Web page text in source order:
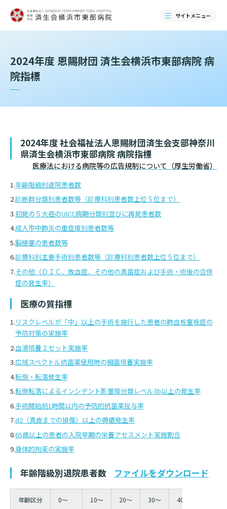
サイトメニュー
当院のご紹介
当院のご紹介トップ
基本情報
院長あいさつ
理念・方針・
施設概要と沿革
倫理に関する事
情報公開
厚生労働大臣が定める掲示事項
数字で見る東部病院のいま
臨床研究に関する情報公開について（オプトアウト）
研究・業績
特長
ご来院される方へ
外来について
初診の方へ
再診の方へ
セカンドオピニオンのご案内
外来のお会計について
入院・面会について
入院が決まったら
入院中の過ごし方
ご面会について
診療科・センター・部門
医療機関・医療者の方へトップ
医療連携センターについて
医療連携センター長ごあいさつ
医療連携センターのご案内
医療機関様からのよくあるご質問
連携登録医制度
連携登録医療機関一覧
訪問看護指示書について
お知らせ
イベント
採用情報
病院ボランティア募集
ご寄付のお願い
臨床研究センターのご紹介
クラウドファンディング
2024年度 恩賜財団 済生会横浜市東部病院 病
院指標
2024年度社会福祉法人恩賜財団済生会支部神奈川
県済生会横浜市東部病院病院指標
医療法における病院等の広告規制について（厚生労働省）
年齢階級別退院患者数
診断群分類別患者数等（診療科別患者数上位５位まで）
初発の５大癌のUICC病期分類別並びに再発患者数
成人市中肺炎の重症度別患者数等
脳梗塞の患者数等
診療科別主要手術別患者数等（診療科別患者数上位５位まで）
その他（ＤＩＣ、敗血症、その他の真菌症および手術・術後の合併
症の発生率）
医療の質指標
リスクレベルが「中」以上の手術を施行した患者の肺血栓塞栓症の
予防対策の実施率
血液培養２セット実施率
広域スペクトル抗菌薬使用時の細菌培養実施率
転倒・転落発生率
転倒転落によるインシデント影響度分類レベル3b以上の発生率
手術開始前1時間以内の予防的抗菌薬投与率
d2（真皮までの損傷）以上の褥瘡発生率
65歳以上の患者の入院早期の栄養アセスメント実施割合
身体的拘束の実施率
年齢階級別退院患者数 ファイルをダウンロード
年齢区分 0～ 10～ 20～ 30～ 40～